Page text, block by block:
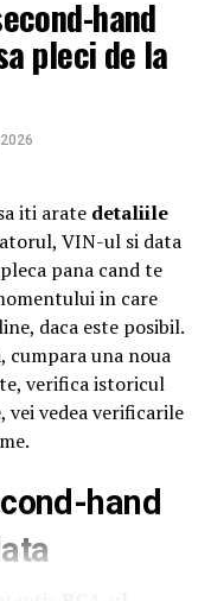
de Padure –
distractii la mare si
Sportivilor (I)
LA GROAPA DE
firma unde
RAHTIVANI – Mihai
Majestății
României, a
Consort al
oficialități,
Profiși
sâmbătă, după ce
producători și
medicale,
comunitatea
unor medici
neurologie,
redusă de
la Asociația ATI
hand
pleci de la
iti arate detaliile
VIN-ul si data
pana cand te
in care
daca este posibil.
una noua
verifica istoricul
vei vedea verificarile
hand